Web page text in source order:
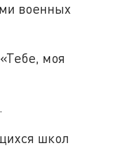
военных
моя
школ